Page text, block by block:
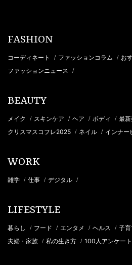
FASHION
コーディネート / ファッションコラム / お
ファッションニュース /
BEAUTY
メイク / スキンケア / ヘア / ボディ / 最
クリスマスコフレ2025 / ネイル / インナー
WORK
雑学 / 仕事 / デジタル /
LIFESTYLE
暮らし / フード / エンタメ / ヘルス / 子育
夫婦・家族 / 私の生き方 / 100人アンケート